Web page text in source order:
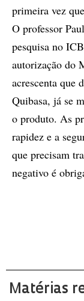
primeira vez
O professor
pesquisa no
autorização do
acrescenta que
Quibasa, já se
o produto. As
rapidez e a
que precisam
negativo é